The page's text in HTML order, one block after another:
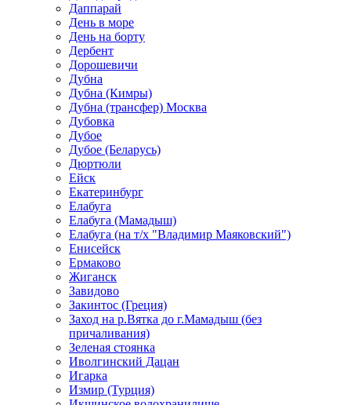
Даппарай
День в море
День на борту
Дербент
Дорошевичи
Дубна
Дубна (Кимры)
Дубна (трансфер) Москва
Дубовка
Дубое
Дубое (Беларусь)
Дюртюли
Ейск
Екатеринбург
Елабуга
Елабуга (Мамадыш)
Елабуга (на т/х "Владимир Маяковский")
Енисейск
Ермаково
Жиганск
Завидово
Закинтос (Греция)
Заход на р.Вятка до г.Мамадыш (без
причаливания)
Зеленая стоянка
Иволгинский Дацан
Игарка
Измир (Турция)